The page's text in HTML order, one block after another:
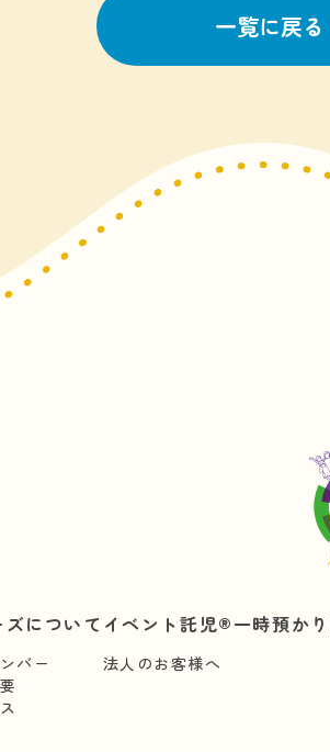
一覧に戻る
について
バー
イベント託児®︎
法人のお客様へ
一時預かり